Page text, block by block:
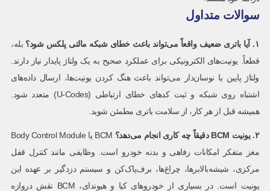
سوالات متداول
۱. آیا باتری ضعیف واقعاً می‌تواند باعث خطای شبکه مالتی پلکس شود؟ بله،
قطعاً. یونیت‌های الکترونیکی برای عملکرد صحیح به یک ولتاژ پایدار نیاز دارند.
ولتاژ پایین یا نوسان‌دار می‌تواند باعث هنگ کردن یونیت‌ها، ارسال داده‌های
اشتباه روی شبکه و ثبت کدهای خطای ارتباطی (U-Codes) متعدد شود.
همیشه قبل از هر کار، از سلامت باتری مطمئن شوید.
۲.یونیت دقیقاً چه کاری انجام می‌دهد؟
BCM یا Body Control Module
مغز متفکر امکانات رفاهی و بدنه خودرو است. وظایفی مانند کنترل قفل
مرکزی، شیشه‌بالابرها، چراغ‌ها، برف‌پاک‌کن و سیستم دزدگیر بر عهده این
یونیت است. در بسیاری از خودروهای کیا و هیوندای، BCM نقش دروازه